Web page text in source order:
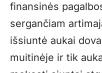
finansinės
sergančiam
išsiuntė aukai
muitinėje ir tik